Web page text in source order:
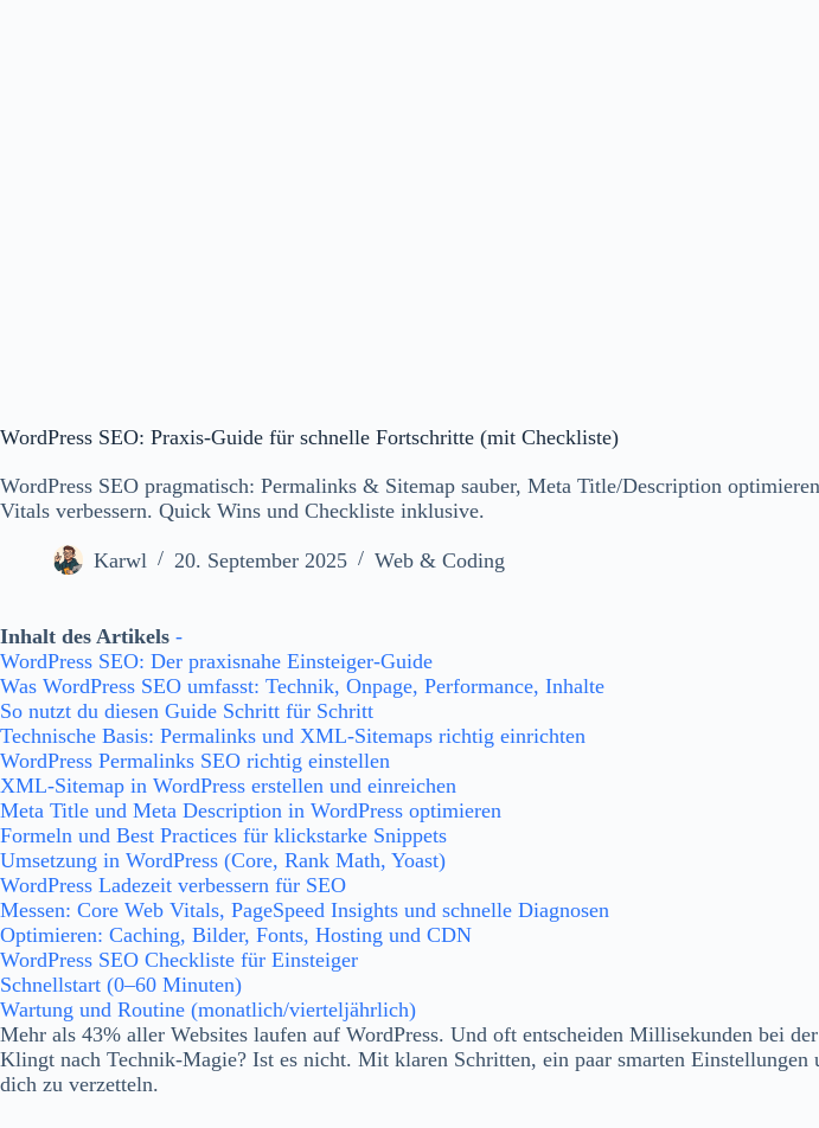
WordPress SEO: Praxis-Guide für schnelle Fortschritte (mit Checkliste)
WordPress SEO pragmatisch: Permalinks & Sitemap sauber, Meta Title/Description
Vitals verbessern. Quick Wins und Checkliste inklusive.
Karwl 20. September 2025 Web & Coding
Inhalt des Artikels -
WordPress SEO: Der praxisnahe Einsteiger-Guide
Was WordPress SEO umfasst: Technik, Onpage, Performance, Inhalte
So nutzt du diesen Guide Schritt für Schritt
Technische Basis: Permalinks und XML‑Sitemaps richtig einrichten
WordPress Permalinks SEO richtig einstellen
XML-Sitemap in WordPress erstellen und einreichen
Meta Title und Meta Description in WordPress optimieren
Formeln und Best Practices für klickstarke Snippets
Umsetzung in WordPress (Core, Rank Math, Yoast)
WordPress Ladezeit verbessern für SEO
Messen: Core Web Vitals, PageSpeed Insights und schnelle Diagnosen
Optimieren: Caching, Bilder, Fonts, Hosting und CDN
WordPress SEO Checkliste für Einsteiger
Schnellstart (0–60 Minuten)
Wartung und Routine (monatlich/vierteljährlich)
Mehr als 43% aller Websites laufen auf WordPress. Und oft entscheiden Millisekunden bei
Klingt nach Technik-Magie? Ist es nicht. Mit klaren Schritten, ein paar smarten
dich zu verzetteln.